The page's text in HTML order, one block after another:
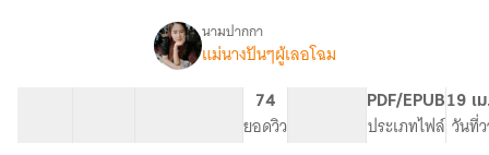
ย่ำยี...จาก
เรื่อง
พอกัน
ชีวิต
ที่
นามปากกา
แม่นางปันๆผู้เลอโฉม
74
ยอดวิว
PDF/EPUB
ประเภทไฟล์
19 เ
วันที่